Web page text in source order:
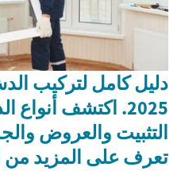
دليل كامل لتركيب
2025. اكتشف
التثبيت والعروض
تعرف على المزيد من